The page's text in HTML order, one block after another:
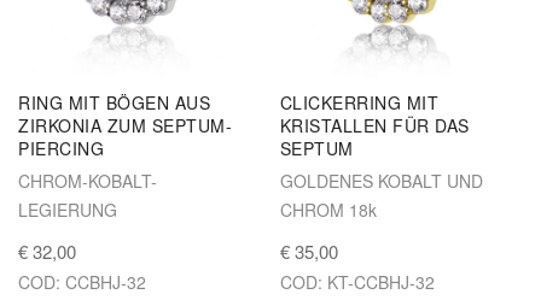
RING MIT BÖGEN AUS
ZIRKONIA ZUM SEPTUM-
PIERCING
CHROM-KOBALT-
LEGIERUNG
€ 32,00
COD: CCBHJ-32
CLICKERRING MIT
KRISTALLEN FÜR DAS
SEPTUM
GOLDENES KOBALT UND
CHROM 18k
€ 35,00
COD: KT-CCBHJ-32